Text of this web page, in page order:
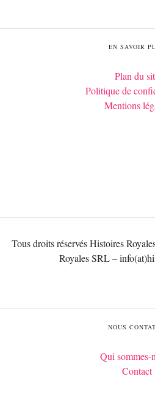
EN SAVOIR
Plan du
Politique de
Mentions
Tous droits réservés Histoires
Royales SRL –
NOUS
Qui sommes-
Contact